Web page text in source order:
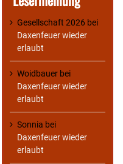
Gesellschaft 2026 bei
Daxenfeuer wieder
erlaubt
Woidbauer bei
Daxenfeuer wieder
erlaubt
Sonnia bei
Daxenfeuer wieder
erlaubt